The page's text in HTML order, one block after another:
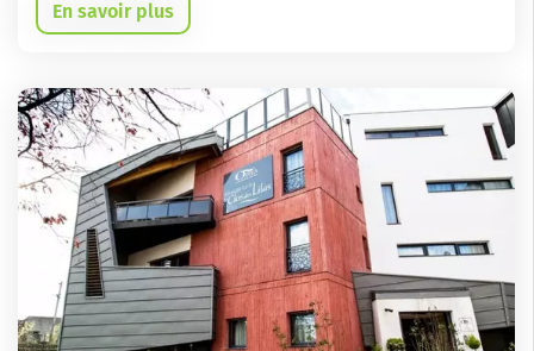
En savoir plus